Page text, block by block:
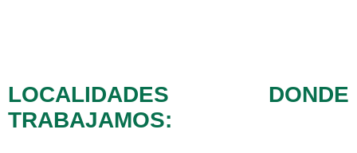
LOCALIDADES DONDE
TRABAJAMOS: